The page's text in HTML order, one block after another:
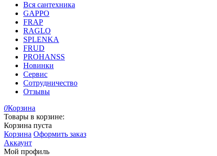
Вся сантехника
GAPPO
FRAP
RAGLO
SPLENKA
FRUD
PROHANSS
Новинки
Сервис
Сотрудничество
Отзывы
0Корзина
Товары в корзине:
Корзина пуста
Корзина Оформить заказ
Аккаунт
Мой профиль